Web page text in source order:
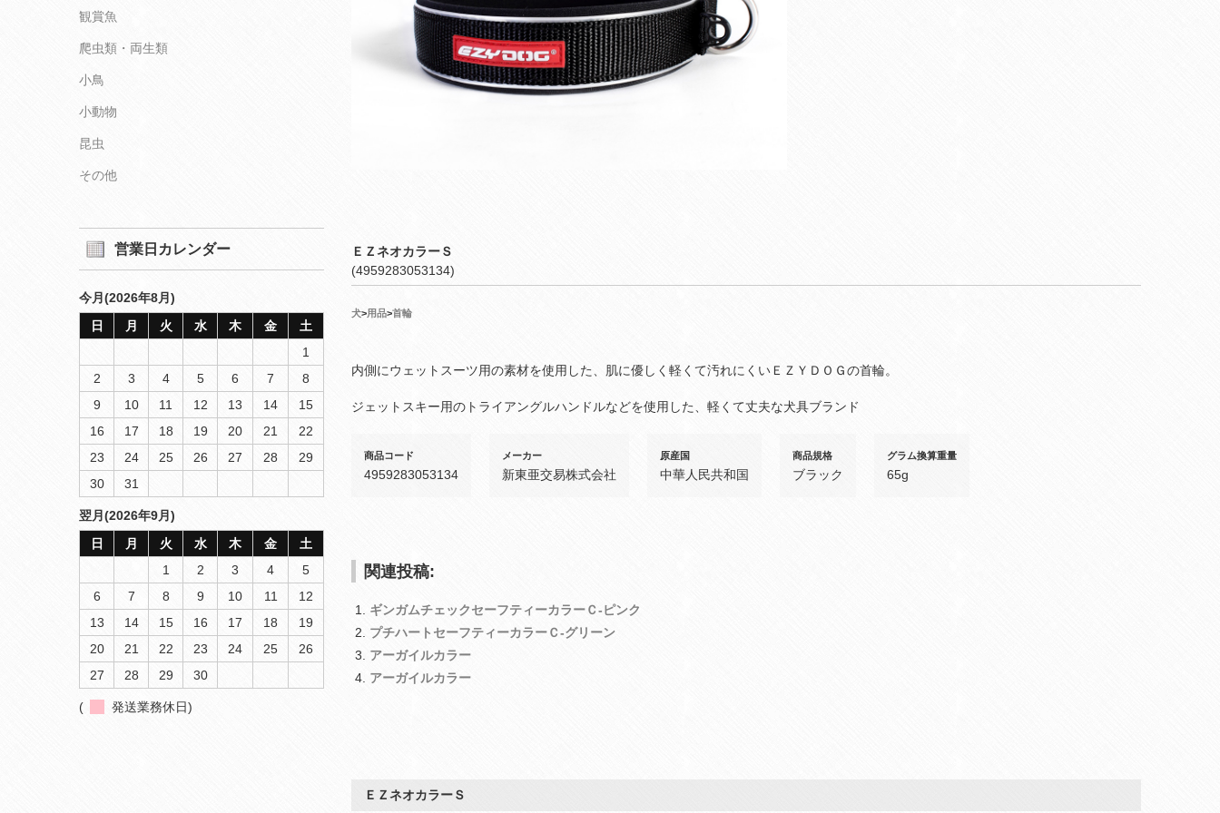
ＥＺネオカラーＳ
(4959283053134)
犬>用品>首輪
内側にウェットスーツ用の素材を使用した、肌に優しく軽くて汚れにくいＥＺＹＤＯＧの首輪。
ジェットスキー用のトライアングルハンドルなどを使用した、軽くて丈夫な犬具ブランド
商品コード
4959283053134
メーカー
新東亜交易株式会社
原産国
中華人民共和国
商品規格
ブラック
グラム換算重量
65g
関連投稿:
ギンガムチェックセーフティーカラーＣ‐ピンク
プチハートセーフティーカラーＣ‐グリーン
アーガイルカラー
アーガイルカラー
ＥＺネオカラーＳ
観賞魚
爬虫類・両生類
小鳥
小動物
昆虫
その他
営業日カレンダー
今月(2026年8月)
日
月 火 水 木 金
土
1
2
3 4 5 6 7
8
9
10 11 12 13 14
15
16
17 18 19 20 21
22
23
24 25 26 27 28
29
30
31
翌月(2026年9月)
日
月 火 水 木 金
土
1
2 3 4
5
6
7 8 9 10 11
12
13
14 15 16 17 18
19
20
21 22 23 24 25
26
27
28 29 30
( 発送業務休日)